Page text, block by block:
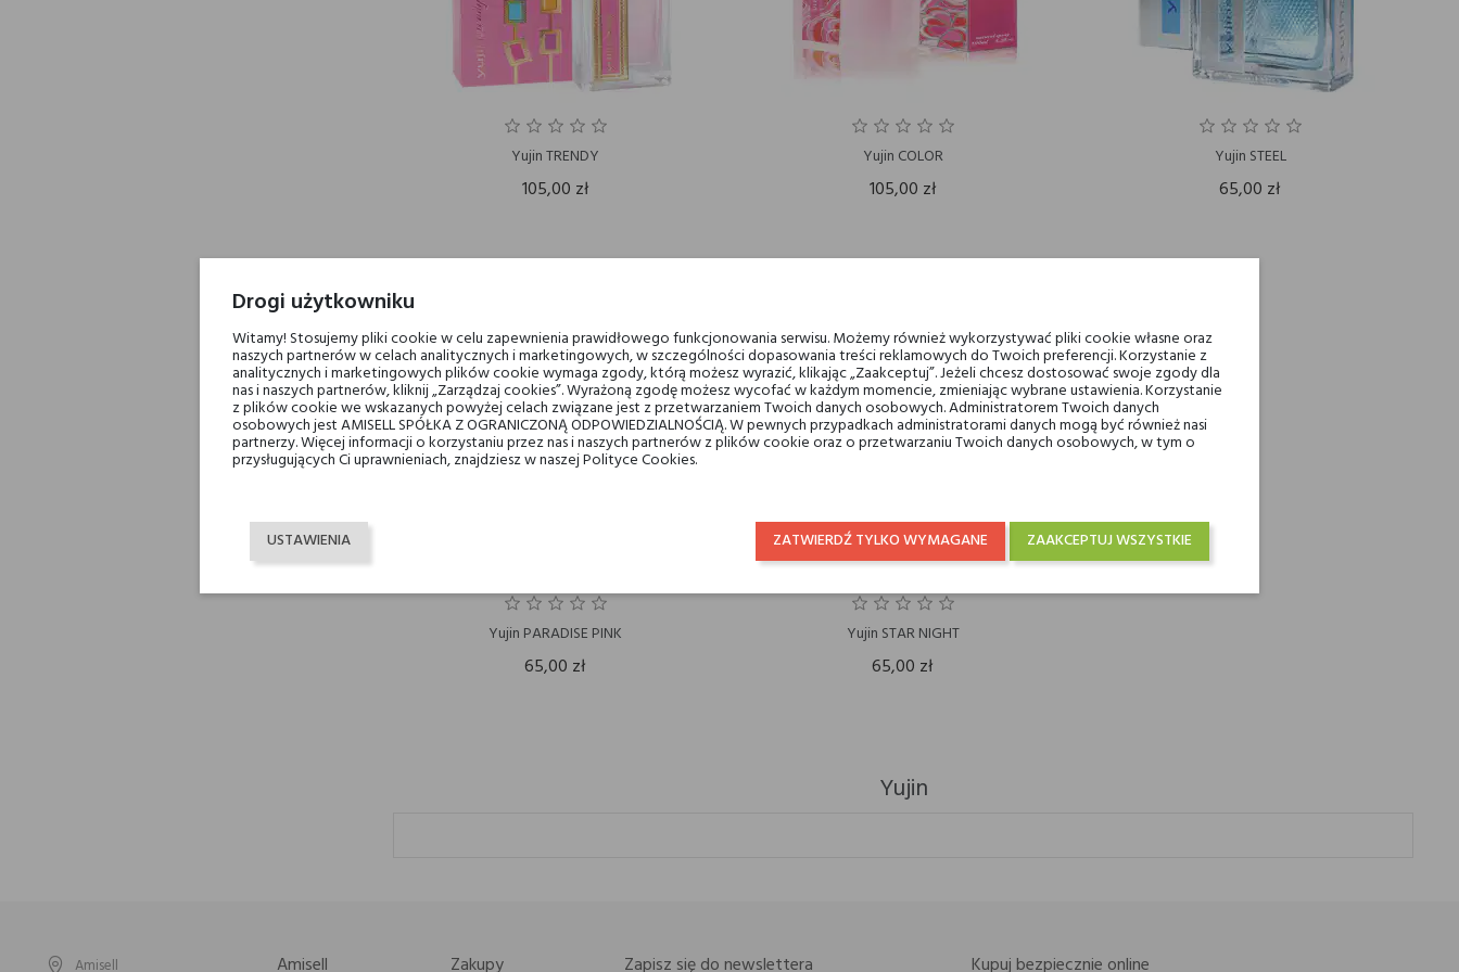
Yujin TRENDY
105,00 zł
Yujin COLOR
105,00 zł
Yujin STEEL
65,00 zł
Yujin PARADISE PINK
65,00 zł
Yujin STAR NIGHT
65,00 zł
Yujin
Amisell Amisell Zakupy Zapisz się do newslettera Kupuj bezpiecznie online
Drogi użytkowniku
Witamy! Stosujemy pliki cookie w celu zapewnienia prawidłowego funkcjonowania serwisu. Możemy również wykorzystywać pliki cookie własne oraz
naszych partnerów w celach analitycznych i marketingowych, w szczególności dopasowania treści reklamowych do Twoich preferencji. Korzystanie z
analitycznych i marketingowych plików cookie wymaga zgody, którą możesz wyrazić, klikając „Zaakceptuj”. Jeżeli chcesz dostosować swoje zgody dla
nas i naszych partnerów, kliknij „Zarządzaj cookies”. Wyrażoną zgodę możesz wycofać w każdym momencie, zmieniając wybrane ustawienia. Korzystanie
z plików cookie we wskazanych powyżej celach związane jest z przetwarzaniem Twoich danych osobowych. Administratorem Twoich danych
osobowych jest AMISELL SPÓŁKA Z OGRANICZONĄ ODPOWIEDZIALNOŚCIĄ. W pewnych przypadkach administratorami danych mogą być również nasi
partnerzy. Więcej informacji o korzystaniu przez nas i naszych partnerów z plików cookie oraz o przetwarzaniu Twoich danych osobowych, w tym o
przysługujących Ci uprawnieniach, znajdziesz w naszej Polityce Cookies.
USTAWIENIA ZAAKCEPTUJ WSZYSTKIE
ZATWIERDŹ TYLKO WYMAGANE